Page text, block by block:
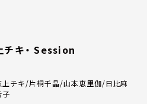
チキ・ Session
上チキ/片桐千晶/山本恵里伽/日比麻
子